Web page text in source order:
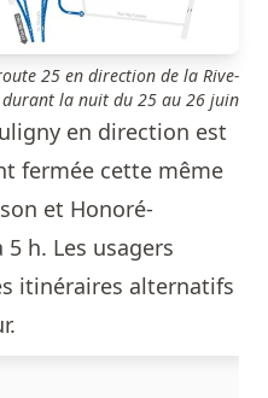
25 en direction de la Rive-
durant la nuit du 25 au 26 juin
en direction est
fermée cette même
et Honoré-
h. Les usagers
itinéraires alternatifs